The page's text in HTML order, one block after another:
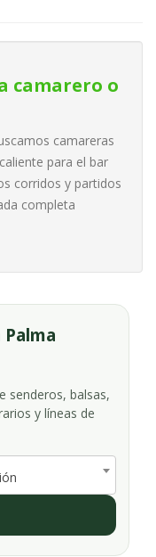
camarero o
camareras
para el bar
corridos y partidos
completa
senderos, balsas,
y líneas de